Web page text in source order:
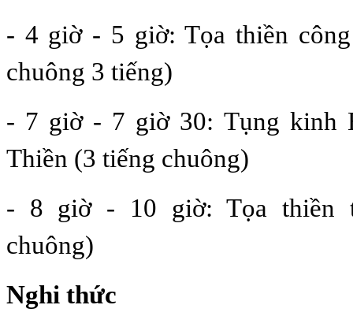
- 4 giờ - 5 giờ: Tọa thiền
chuông 3 tiếng)
- 7 giờ - 7 giờ 30: Tụng kinh
Thiền (3 tiếng chuông)
- 8 giờ - 10 giờ: Tọa thiền
chuông)
Nghi thức